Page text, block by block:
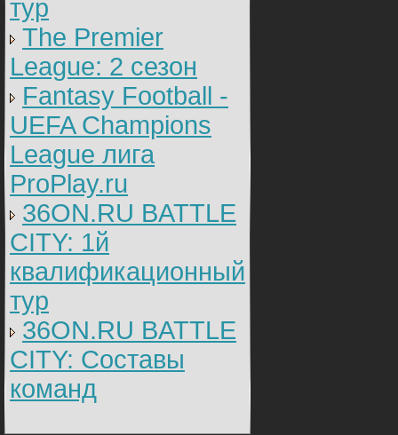
тур
The Premier
League: 2 cезон
Fantasy Football -
UEFA Champions
League лига
ProPlay.ru
36ON.RU BATTLE
CITY: 1й
квалификационный
тур
36ON.RU BATTLE
CITY: Составы
команд